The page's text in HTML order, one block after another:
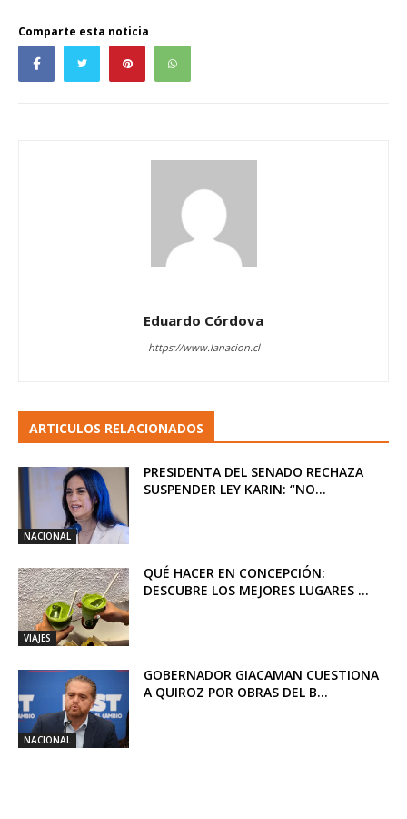
Comparte esta noticia
Eduardo Córdova
https://www.lanacion.cl
ARTICULOS RELACIONADOS
NACIONAL
PRESIDENTA DEL SENADO RECHAZA
SUSPENDER LEY KARIN: “NO...
VIAJES
QUÉ HACER EN CONCEPCIÓN:
DESCUBRE LOS MEJORES LUGARES ...
NACIONAL
GOBERNADOR GIACAMAN CUESTIONA
A QUIROZ POR OBRAS DEL B...